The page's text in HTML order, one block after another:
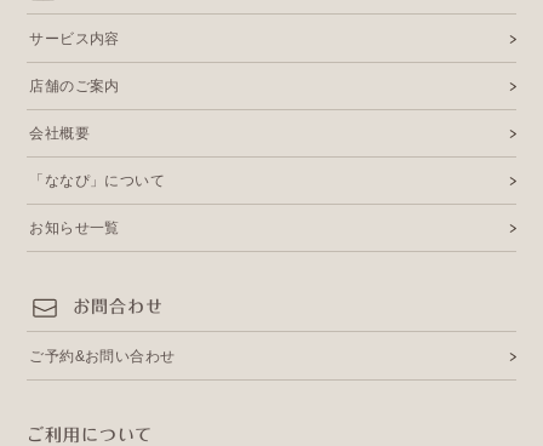
サービス内容
店舗のご案内
会社概要
「ななぴ」について
お知らせ一覧
お問合わせ
ご予約&お問い合わせ
ご利用について